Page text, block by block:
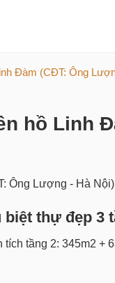
Đàm (CĐT: Ông
hồ Linh
thự đẹp 3
tích tầng 2: 345m2 +